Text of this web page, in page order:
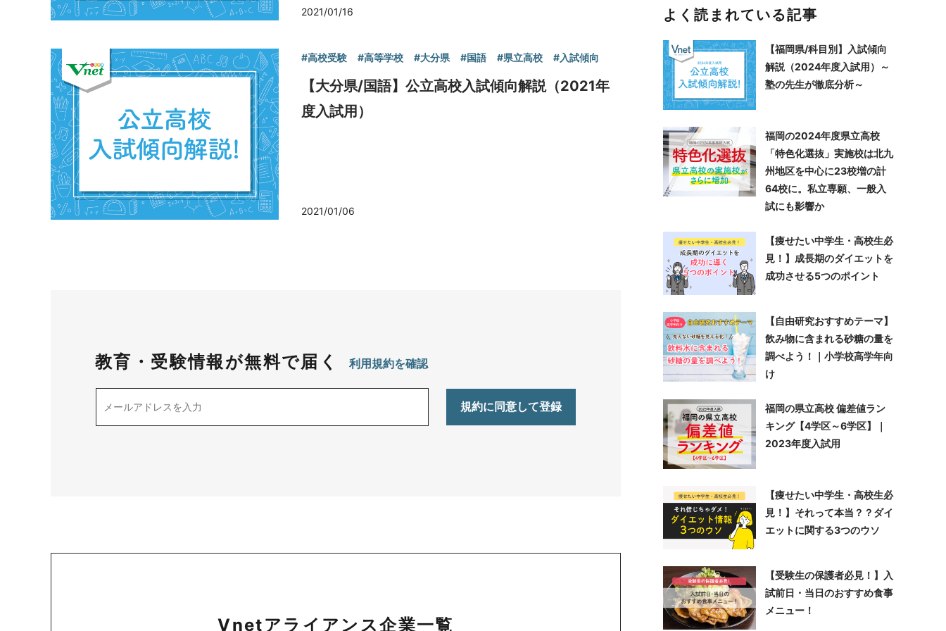
2021/01/16
#高校受験 #高等学校 #大分県 #国語 #県立高校 #入試傾向
【大分県/国語】公立高校入試傾向解説（2021年
度入試用）
2021/01/06
教育・受験情報が無料で届く 利用規約を確認
Vnetアライアンス企業一覧
よく読まれている記事
【福岡県/科目別】入試傾向
解説（2024年度入試用）～
塾の先生が徹底分析～
福岡の2024年度県立高校
「特色化選抜」実施校は北九
州地区を中心に23校増の計
64校に。私立専願、一般入
試にも影響か
【痩せたい中学生・高校生必
見！】成長期のダイエットを
成功させる5つのポイント
【自由研究おすすめテーマ】
飲み物に含まれる砂糖の量を
調べよう！｜小学校高学年向
け
福岡の県立高校 偏差値ラン
キング【4学区～6学区】｜
2023年度入試用
【痩せたい中学生・高校生必
見！】それって本当？？ダイ
エットに関する3つのウソ
【受験生の保護者必見！】入
試前日・当日のおすすめ食事
メニュー！